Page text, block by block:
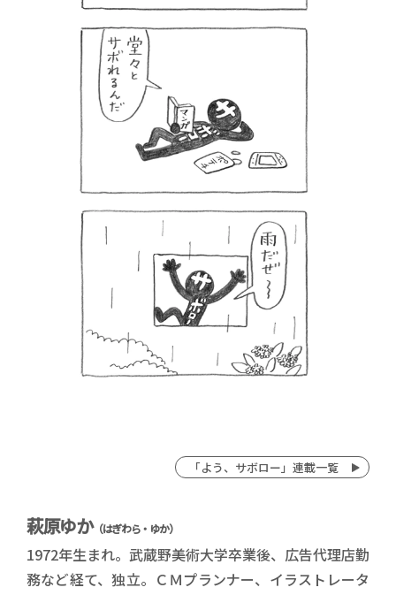
「よう、サボロー」連載一覧
萩原ゆか（はぎわら・ゆか）
1972年生まれ。武蔵野美術大学卒業後、広告代理店勤
務など経て、独立。ＣＭプランナー、イラストレータ